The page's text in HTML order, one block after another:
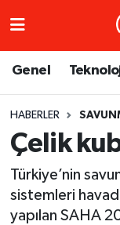
Genel
HABERLER
Çelik
Türkiye’nin
sistemleri
yapılan SAHA
Trafik
Süper Lig
Tüm
Son Dakika